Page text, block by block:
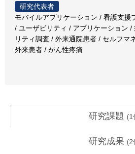
研究代表者
モバイルアプリケーション / 看護支援
/ ユーザビリティ / アプリケーション /
リティ調査 / 外来通院患者 / セルフマ
外来患者 / がん性疼痛
研究課題 (1
研究成果 (2